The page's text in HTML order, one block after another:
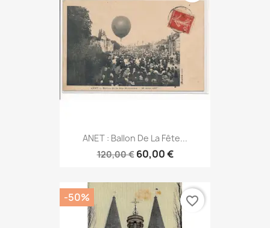
ANET : Ballon De La Fête...
120,00 € 60,00 €
-50% favorite_border